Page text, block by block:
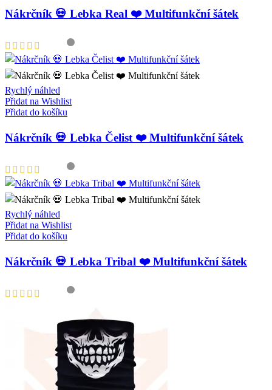
Nákrčník 💀 Lebka Real ❤️ Multifunkční šátek
Rychlý náhled
Přidat na Wishlist
Přidat do košíku
Nákrčník 💀 Lebka Čelist ❤️ Multifunkční šátek
Rychlý náhled
Přidat na Wishlist
Přidat do košíku
Nákrčník 💀 Lebka Tribal ❤️ Multifunkční šátek